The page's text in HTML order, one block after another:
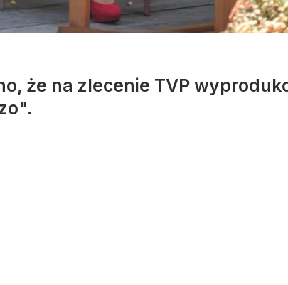
że na zlecenie TVP